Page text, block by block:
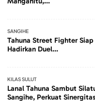
SANGIHE
Tahuna Street Fighter
Hadirkan Duel...
KILAS SULUT
Lanal Tahuna Sambut
Sangihe, Perkuat